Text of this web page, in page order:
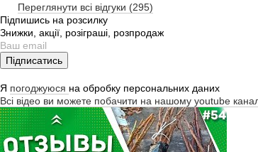
Переглянути всі відгуки (295)
Підпишись на розсилку
Знижки, акції, розіграші, розпродаж
Підписатись
Я погоджуюся на обробку персональних даних
Всі відео ви можете побачити на нашому youtube